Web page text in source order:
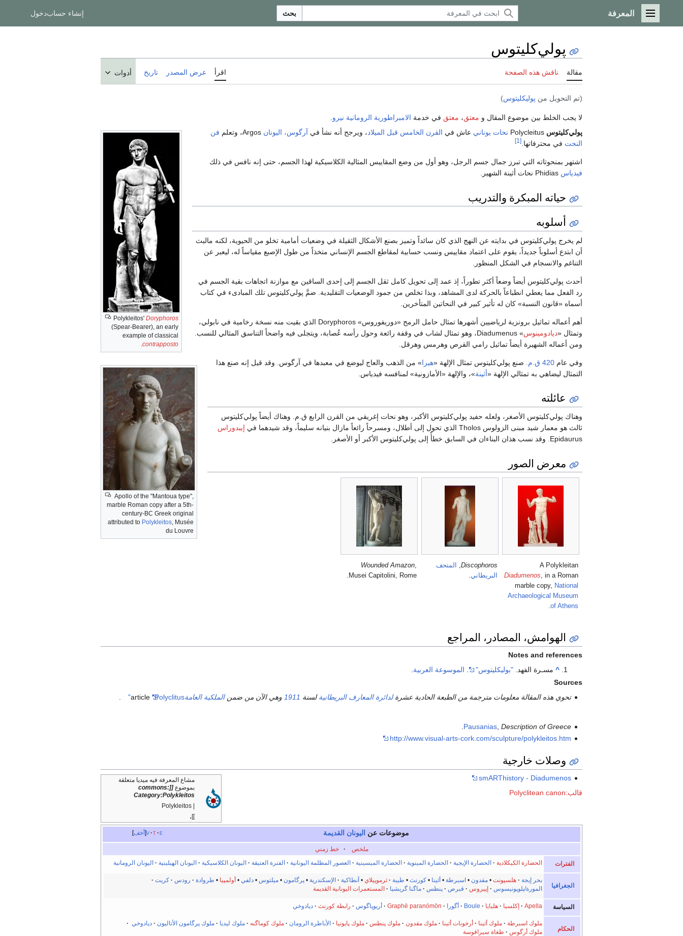
القائمة الرئيسية
المعرفة بحث إنشاء حسابدخول
پولي‌كليتوس
مقالة ناقش هذه الصفحة اقرأ عرض المصدر تاريخ أدوات
(تم التحويل من پوليكليتوس)
لا يجب الخلط بين موضوع المقال و معتق، معتق في خدمة الامبراطورية الرومانية نيرو
Polykleitos' Doryphoros
(Spear-Bearer), an early
example of classical
contrapposto
.
پولي‌كليتوس نحات يوناني عاش في القرن الخامس قبل الميلاد، ويرجح أنه نشأ في آرگوس، اليونان
فن
النحت في محترفاتها. [1]
اشتهر بمنحوتاته التي تبرز جمال جسم الرجل، وهو أول من وضع المقاييس المثالية الكلاسيكية لهذا الجسم، حتى إنه نافس في ذلك
فيدياس
حياته المبكرة والتدريب
أسلوبه
Apollo of the "Mantoua type",
marble Roman copy after a 5th-
century-BC Greek original
attributed to Polykleitos, Musée
du Louvre
لم يخرج پولي‌كليتوس في بدايته عن النهج الذي كان سائداً وتميز بصنع الأشكال الثقيلة في وضعيات أمامية تخلو من الحيوية، لكنه مالبث
أن ابتدع أسلوباً جديداً، يقوم على اعتماد مقاييس ونسب حسابية لمقاطع الجسم الإنساني متخذاً من طول الإصبع مقياساً له، ليعبر عن
التناغم والانسجام في الشكل المنظور.
أحدث پولي‌كليتوس أيضاً وضعاً أكثر تطوراً، إذ عمد إلى تحويل كامل ثقل الجسم إلى إحدى الساقين مع موازنة اتجاهات بقية الجسم في
رد الفعل مما يعطي انطباعاً بالحركة لدى المشاهد، وبذا تخلص من جمود الوضعيات التقليدية. ضمَّ پولي‌كليتوس تلك المبادىء في كتاب
أسماه «قانون النسبة» كان له تأثير كبير في النحاتين المتأخرين.
أهم أعماله تماثيل برونزية لرياضيين أشهرها تمثال حامل الرمح «دوريفوروس» Doryphoros الذي بقيت منه نسخة رخامية في نابولي،
وتمثال «ديادومينوس
» Diadumenus، وهو تمثال لشاب في وقفة رائعة وحول رأسه عُصابة، ويتجلى فيه واضحاً التناسق المثالي للنسب.
ومن أعماله الشهيرة أيضاً تماثيل رامي القرص وهرمس وهرقل.
وفي عام 420 ق.م. صنع پولي‌كليتوس تمثال الإلهة «هيرا» من الذهب والعاج ليوضع في معبدها في آرگوس. وقد قيل إنه صنع هذا
التمثال ليضاهي به تمثالي الإلهة «أثينة»، والإلهة «الأمازونية» لمنافسه فيدياس.
عائلته
وهناك پولي‌كليتوس الأصغر، ولعله حفيد پولي‌كليتوس الأكبر، وهو نحات إغريقي من القرن الرابع ق.م. وهناك أيضاً پولي‌كليتوس
ثالث هو معمار شيد مبنى الزولوس Tholos الذي تحول إلى أطلال، ومسرحاً رائعاً مازال بنيانه سليماً، وقد شيدهما في
إيبدوراس
Epidaurus. وقد نسب هذان البناءان في السابق خطأً إلى پولي‌كليتوس الأكبر أو الأصغر.
معرض الصور
A Polykleitan
Diadumenos , in a Roman
marble copy, National
Archaeological Museum
of Athens
Discophoros المتحف
البريطاني
Wounded Amazon
Musei Capitolini, Rome.
الهوامش، المصادر، المراجع
Notes and references
^ مسـرة الفهد. "بوليكليتوس" . الموسوعة العربية.
Sources
تحوي هذه المقالة معلومات مترجمة من الطبعة الحادية عشرةلدائرة المعارف البريطانيةلسنة 1911 وهي الآن من ضمنالملكية العامة article "Polyclitus"
Pausanias, Description of Greece
http://www.visual-arts-cork.com/sculpture/polykleitos.htm
وصلات خارجية
مشاع المعرفة فيه ميديا متعلقة
بموضوع [[commons:
Category:Polykleitos
| Polykleitos
]]
.
smARThistory - Diadumenos
قالب:Polyclitean canon
أخف v t e موضوعات عن اليونان القديمة
ملخص · خط زمني
الفترات الحضارة الكيكلادية الحضارة الإيجية الحضارة المينوية الحضارة الميسينية · العصور المظلمة اليونانية الفترة العتيقة · اليونان الكلاسيكية اليونان الهيلينية اليونان الرومانية
الجغرافيا
بحر إيجة هلسپونت •مقدون •اسبرطة •أثينا •كورنث • طيبة ثرموپيلاي •أنطاكية الإسكندرية •پرگامون •ميلتوس •دلفي •أولمپيا • طروادة · رودس · كريت ·
المورة/پلوپونيسوس
إپيروس قبرص · پنطس ماگنا گريشيا · المستعمرات اليونانية القديمة
السياسة Apella إكلسيا · هليايا ·
Boule أگورا ·
Graphē paranómōn
· أريوپاگوس · رابطة كورنث ديادوخي
الحكام
ملوك اسبرطة · ملوك أثينا أرخونات أثينا ملوك مقدون · ملوك پنطس ملوك پايونيا الأباطرة الرومان · ملوك كوماگنه · ملوك ليديا ملوك پرگامون الأتاليون · ديادوخي ·
ملوك أرگوس · طغاة سيراقوسة